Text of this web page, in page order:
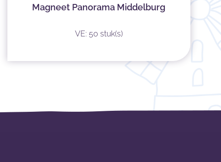
Magneet Panorama Middelburg
VE: 50 stuk(s)